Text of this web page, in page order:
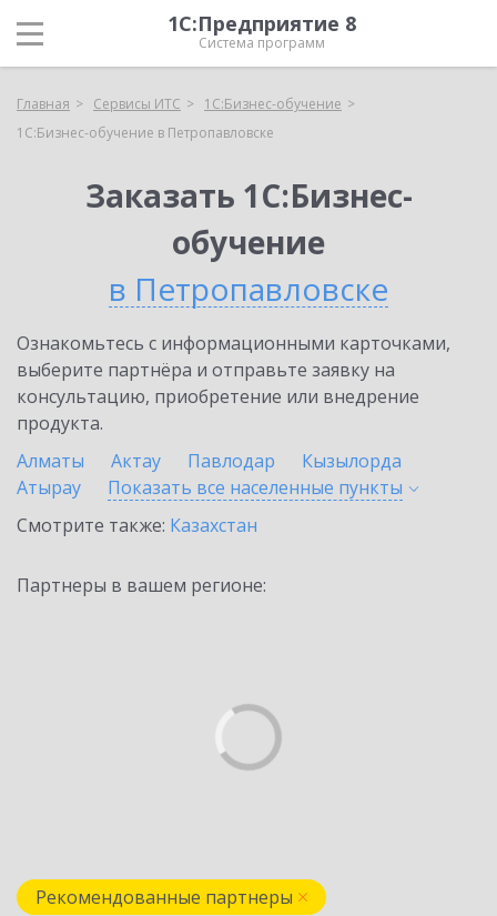
1С:Предприятие 8
Система программ
Главная Сервисы ИТС
1С:Бизнес-обучение
1С:Бизнес-обучение в Петропавловске
Заказать 1С:Бизнес-
обучение
в Петропавловске
Ознакомьтесь с информационными карточками,
выберите партнёра и отправьте заявку на
консультацию, приобретение или внедрение
продукта.
Алматы
Актау Павлодар
Кызылорда
Атырау
Показать все населенные пункты
Смотрите также: Казахстан
Партнеры в вашем регионе:
Рекомендованные партнеры